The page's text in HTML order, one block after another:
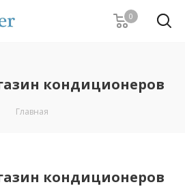
0
кондиционеров
Главная
кондиционеров